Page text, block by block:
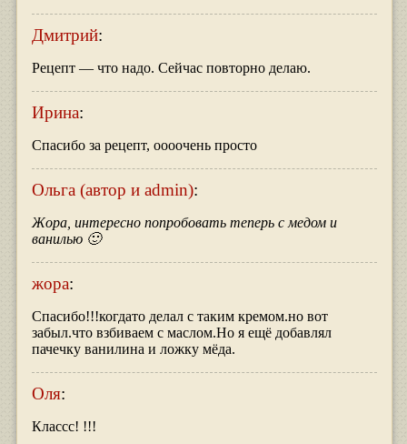
Дмитрий:
Рецепт — что надо. Сейчас повторно делаю.
Ирина:
Спасибо за рецепт, оооочень просто
Ольга (автор и admin):
Жора, интересно попробовать теперь с медом и
ванилью 🙂
жора:
Спасибо!!!когдато делал с таким кремом.но вот
забыл.что взбиваем с маслом.Но я ещё добавлял
пачечку ванилина и ложку мёда.
Оля:
Классс! !!!